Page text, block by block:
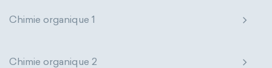
Chimie organique 1
Chimie organique 2